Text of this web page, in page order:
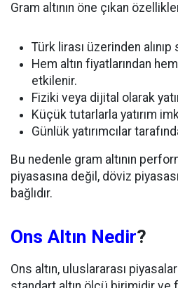
Gram altının öne çıkan
Türk lirası üzerinden alınıp
Hem altın fiyatlarından
etkilenir.
Fiziki veya dijital olarak
Küçük tutarlarla yatırım
Günlük yatırımcılar
Bu nedenle gram altının
piyasasına değil, döviz
bağlıdır.
Ons Altın Nedir?
Ons altın, uluslararası